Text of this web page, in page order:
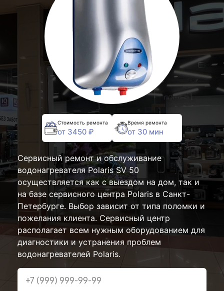
Стоимость ремонта
от 3450 ₽
Время ремонта
от 30 мин
Сервисный ремонт и обслуживание
водонагревателя Polaris SV 50
осуществляется как с выездом на дом, так и
на базе сервисного центра Polaris в Санкт-
Петербурге. Выбор зависит от типа поломки и
пожелания клиента. Сервисный центр
располагает всем нужным оборудованием для
диагностики и устранения проблем
водонагревателей Polaris.